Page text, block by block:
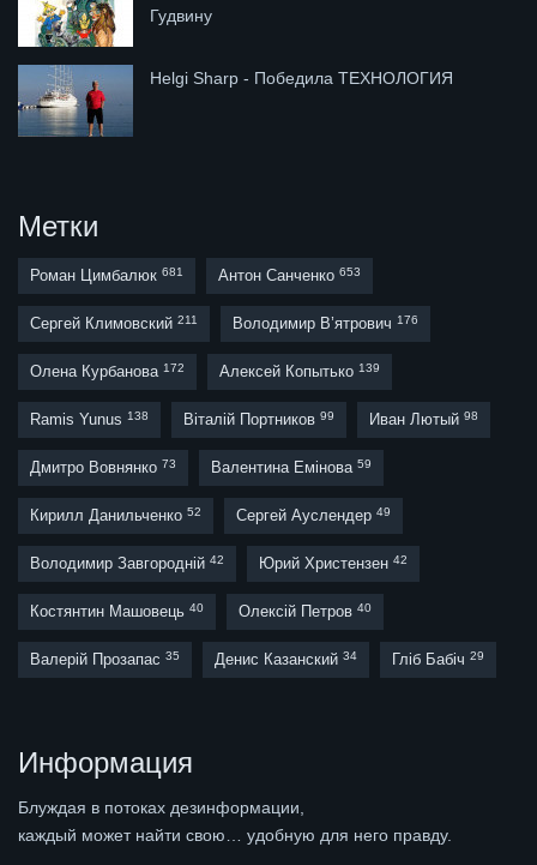
Гудвину
Helgi Sharp - Победила ТЕХНОЛОГИЯ
Метки
Роман Цимбалюк 681 Антон Санченко 653
Сергей Климовский 211 Володимир В’ятрович 176
Олена Курбанова 172 Алексей Копытько 139
Ramis Yunus 138 Віталій Портников 99 Иван Лютый 98
Дмитро Вовнянко 73 Валентина Емінова 59
Кирилл Данильченко 52 Сергей Ауслендер 49
Володимир Завгородній 42 Юрий Христензен 42
Костянтин Машовець 40 Олексій Петров 40
Валерій Прозапас 35 Денис Казанский 34 Гліб Бабіч 29
Информация
Блуждая в потоках дезинформации,
каждый может найти свою… удобную для него правду.